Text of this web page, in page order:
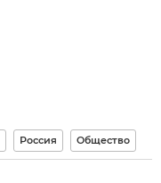
Россия Общество